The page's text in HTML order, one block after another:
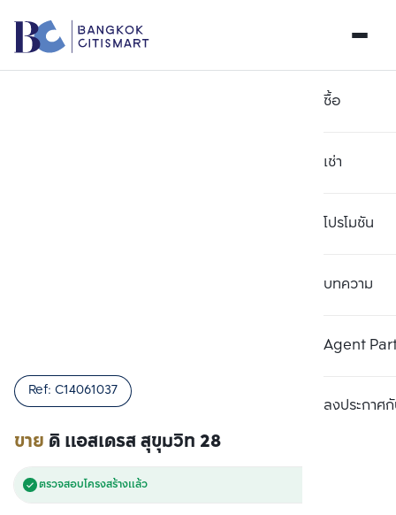
ซื้อ
เช่า
โปรโมชัน
บทความ
Agent
ลงประกาศกั
ขาย ดิ แอสเดรส สุขุมวิท 28
Ref: C14061037
ตรวจสอบโครงสร้างแล้ว